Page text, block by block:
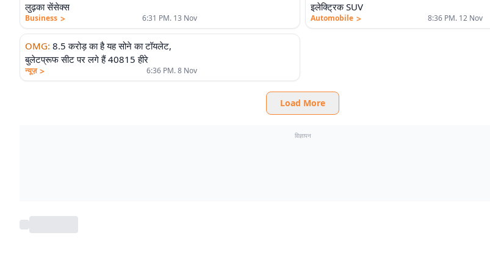
लुढ़का सेंसेक्स
Business > 6:31 PM. 13 Nov
इलेक्ट्रिक SUV
Automobile > 8:36 PM. 12 Nov
OMG: 8.5 करोड़ का है यह सोने का टॉयलेट,
बुलेटप्रूफ सीट पर लगे हैं 40815 हीरे
न्यूज़ > 6:36 PM. 8 Nov
Load More
विज्ञापन